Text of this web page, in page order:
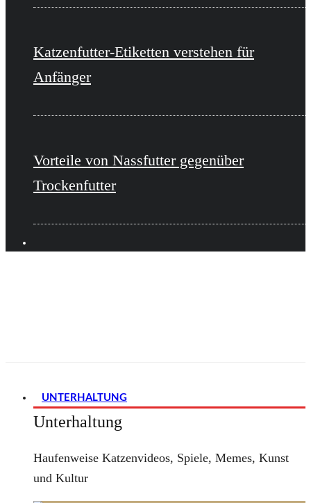
Katzenfutter-Etiketten verstehen für
Anfänger
Vorteile von Nassfutter gegenüber
Trockenfutter
UNTERHALTUNG
Unterhaltung
Haufenweise Katzenvideos, Spiele, Memes, Kunst
und Kultur